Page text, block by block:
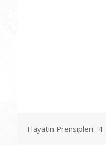
Hayatın Prensipleri -4-